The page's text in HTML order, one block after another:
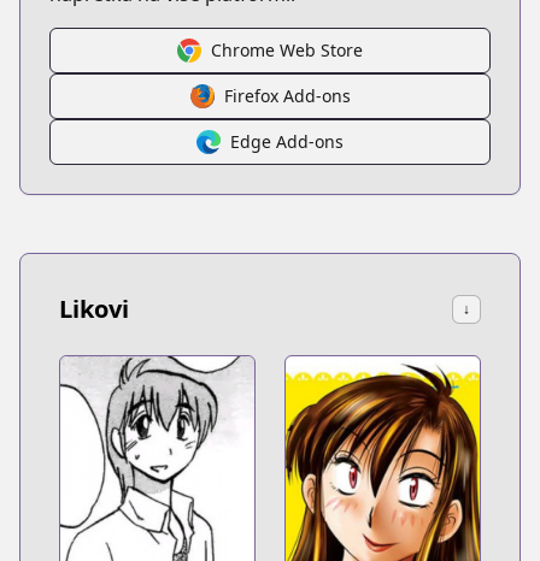
Chrome Web Store
Firefox Add-ons
Edge Add-ons
Likovi ↓